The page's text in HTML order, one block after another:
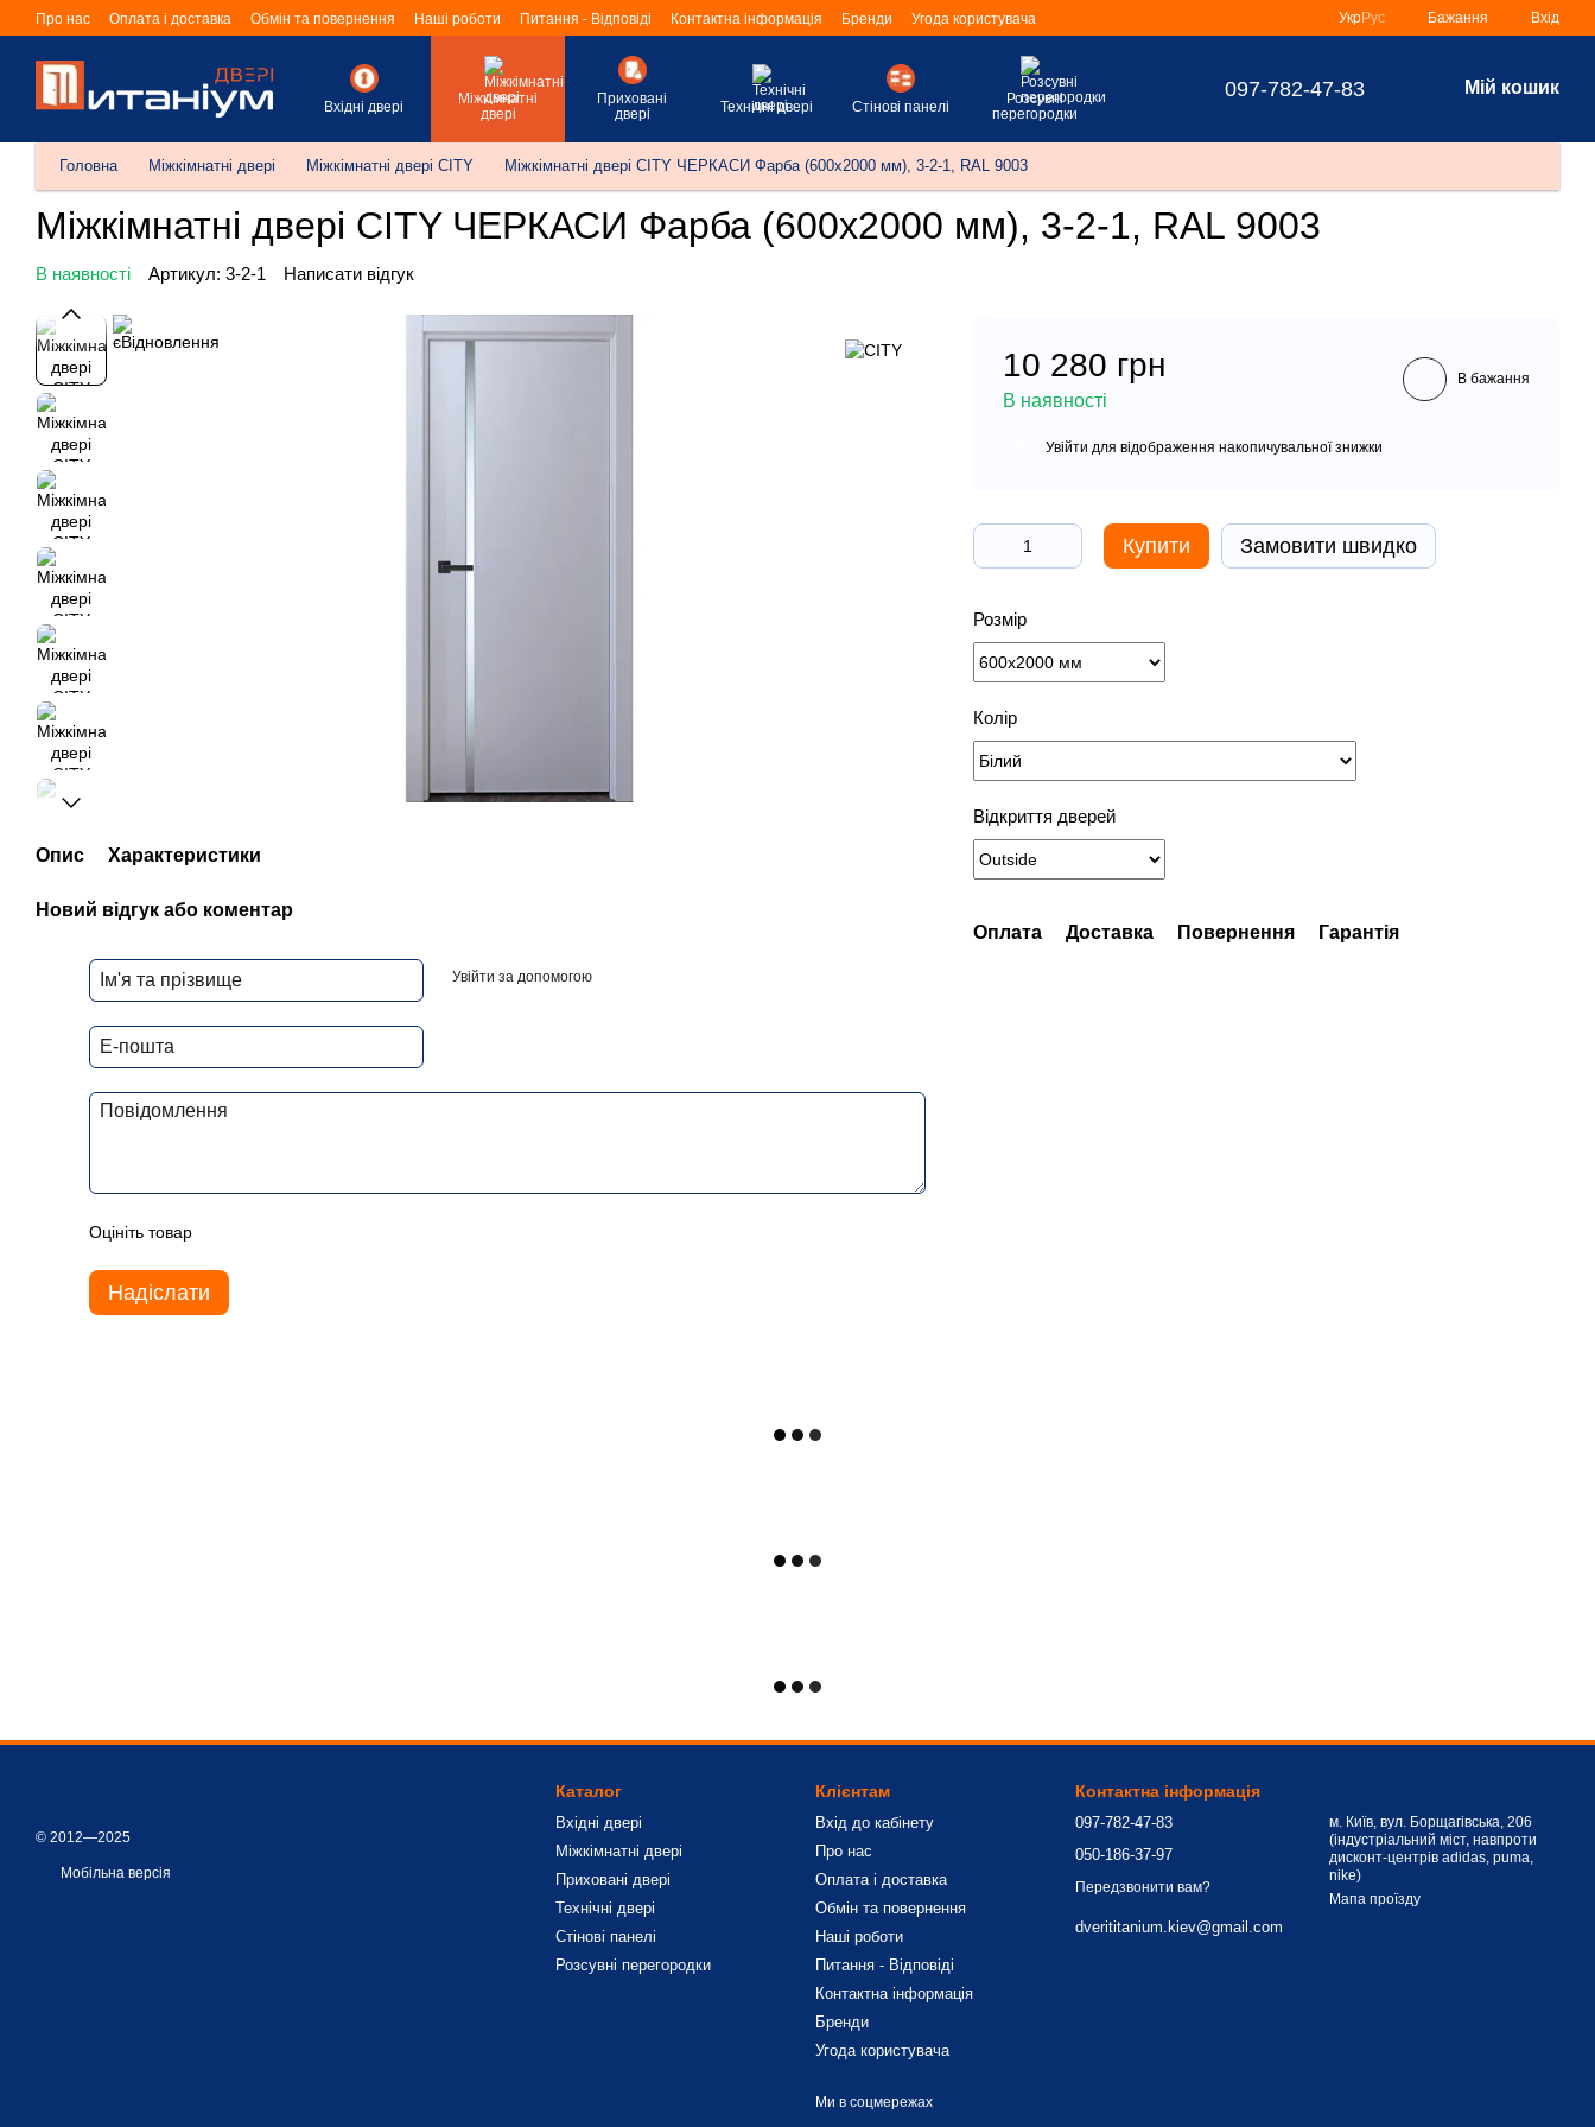
Перейти до основного контенту
Про нас Оплата і доставка Обмін та повернення Наші роботи Питання - Відповіді Контактна інформація Бренди Угода користувача УкрРус Бажання Вхід
Вхідні двері
Міжкімнатні
двері
Приховані
двері
Технічні двері Стінові панелі
Розсувні
перегородки
097-782-47-83 Мій кошик
Головна Міжкімнатні двері Міжкімнатні двері CITY Міжкімнатні двері CITY ЧЕРКАСИ Фарба (600х2000 мм), 3-2-1, RAL 9003
Міжкімнатні двері CITY ЧЕРКАСИ Фарба (600х2000 мм), 3-2-1, RAL 9003
В наявності Артикул: 3-2-1 Написати відгук
Опис Характеристики
Новий відгук або коментар
Увійти за допомогою
Оцініть товар
Надіслати
10 280 грн
В наявності
В бажання
Увійти для відображення накопичувальної знижки
Купити Замовити швидко
Розмір
Колір
Відкриття дверей
Оплата Доставка Повернення Гарантія
© 2012—2025
Мобільна версія
Каталог
Вхідні двері
Міжкімнатні двері
Приховані двері
Технічні двері
Стінові панелі
Розсувні перегородки
Клієнтам
Вхід до кабінету
Про нас
Оплата і доставка
Обмін та повернення
Наші роботи
Питання - Відповіді
Контактна інформація
Бренди
Угода користувача
Ми в соцмережах
Контактна інформація
097-782-47-83
050-186-37-97
Передзвонити вам?
dverititanium.kiev@gmail.com
м. Київ, вул. Борщагівська, 206
(індустріальний міст, навпроти
дисконт-центрів adidas, puma,
nike)
Мапа проїзду